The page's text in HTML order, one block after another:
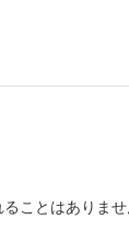
ことはありませ